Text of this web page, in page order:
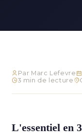
Par Marc Lefevre
3 min de lecture
L'essentiel en